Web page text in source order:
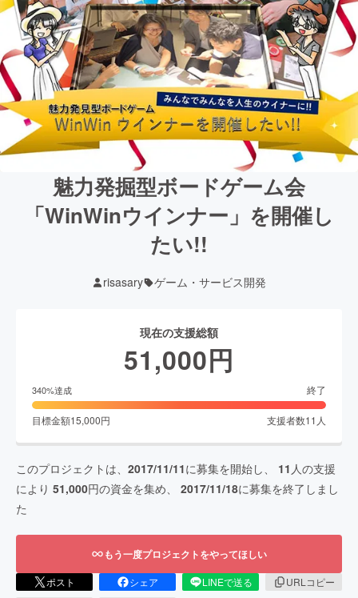
魅力発掘型ボードゲーム会
「WinWinウインナー」を開催し
たい!!
risasary ゲーム・サービス開発
現在の支援総額
51,000円
340%達成 終了
目標金額15,000円 支援者数11 人
このプロジェクトは、 2017/11/11に募集を開始し、 11 人の支援
により 51,000円の資金を集め、 2017/11/18に募集を終了しまし
た
もう一度プロジェクトをやってほしい
ポスト シェア LINEで送る
URLコピー